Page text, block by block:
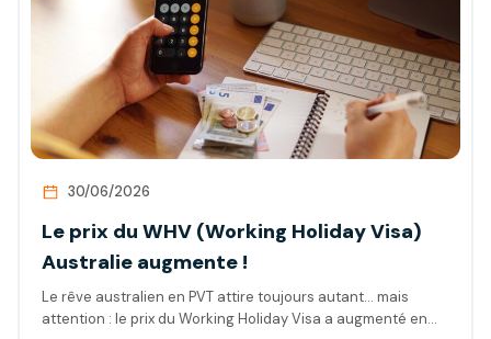
30/06/2026
Le prix du WHV (Working Holiday Visa)
Australie augmente !
Le rêve australien en PVT attire toujours autant… mais
attention : le prix du Working Holiday Visa a augmenté en